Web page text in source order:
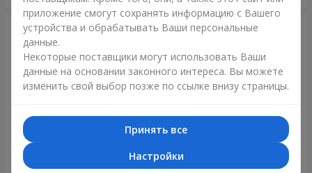
Букет "Не упускай мечту!" Букет "Сказка моей жизни"
приложение смогут сохранять информацию с Вашего
устройства и обрабатывать Ваши персональные
данные.
Некоторые поставщики могут использовать Ваши
данные на основании законного интереса. Вы можете
изменить свой выбор позже по ссылке внизу страницы.
Принять все
Настройки